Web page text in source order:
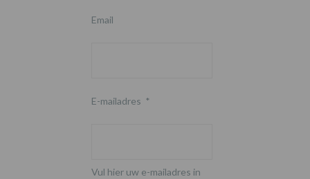
Email
E-mailadres *
Vul hier uw e-mailadres in